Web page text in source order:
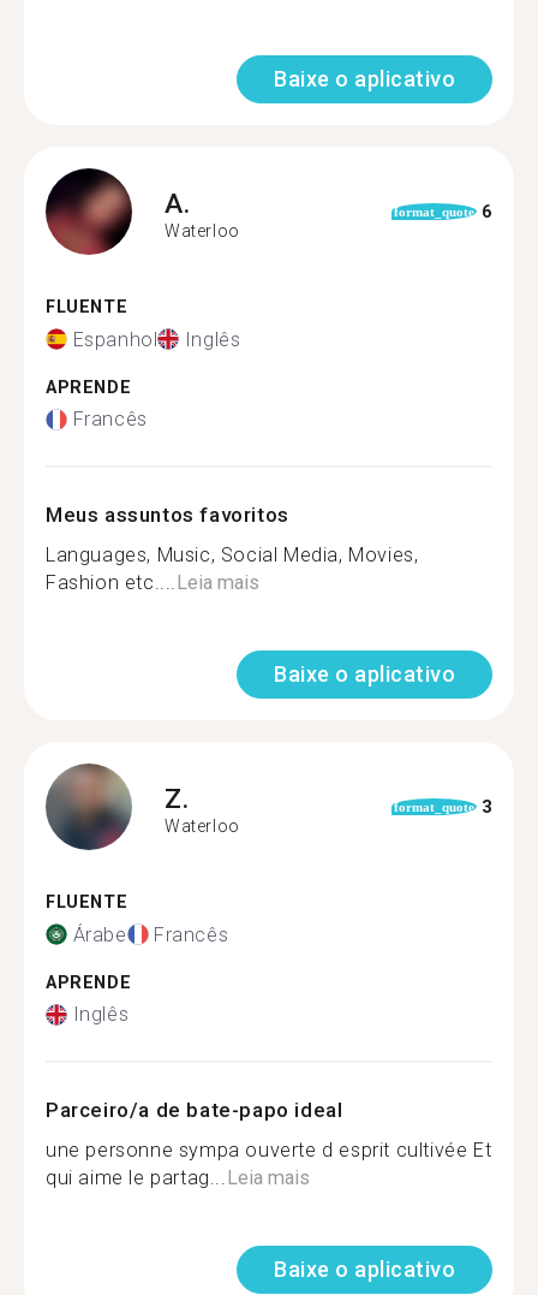
Baixe o aplicativo
A.
Waterloo
format_quote 6
FLUENTE
Espanhol Inglês
APRENDE
Francês
Meus assuntos favoritos
Languages, Music, Social Media, Movies,
Fashion etc....Leia mais
Baixe o aplicativo
Z.
Waterloo
format_quote 3
FLUENTE
Árabe Francês
APRENDE
Inglês
Parceiro/a de bate-papo ideal
une personne sympa ouverte d esprit cultivée Et
qui aime le partag...Leia mais
Baixe o aplicativo